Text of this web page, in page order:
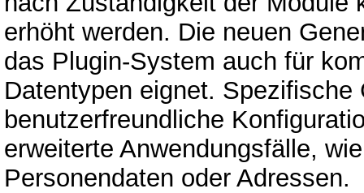
erhöht werden. Die neuen
das Plugin-System auch für
Datentypen eignet.
benutzerfreundliche
erweiterte Anwendungsfälle,
Personendaten oder Adressen.